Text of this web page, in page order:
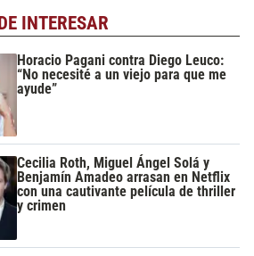
INTERESAR
Horacio Pagani contra Diego Leuco:
“No necesité a un viejo para que me
ayude”
Cecilia Roth, Miguel Ángel Solá y
Benjamín Amadeo arrasan en Netflix
con una cautivante película de thriller
y crimen